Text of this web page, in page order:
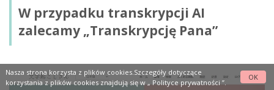
W przypadku transkrypcji AI
zalecamy „Transkrypcję Pana”
Nasza strona korzysta z plików cookies.Szczegóły dotyczące
korzystania z plików cookies znajdują się w „ Polityce prywatności ”.
OK